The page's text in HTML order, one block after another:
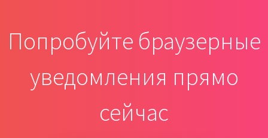
Попробуйте браузерные
уведомления прямо
сейчас